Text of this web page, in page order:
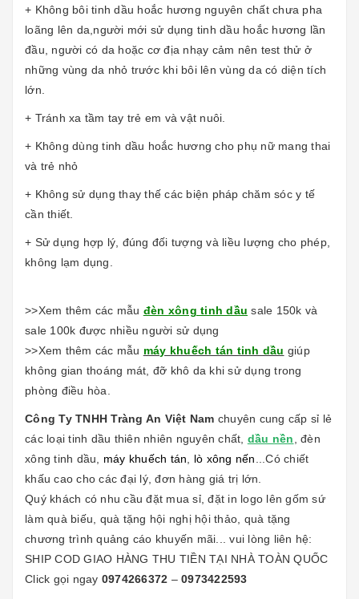
+ Không bôi tinh dầu hoắc hương nguyên chất chưa pha
loãng lên da,người mới sử dụng tinh dầu hoắc hương lần
đầu, người có da hoặc cơ địa nhạy cảm nên test thử ở
những vùng da nhỏ trước khi bôi lên vùng da có diện tích
lớn.
+ Tránh xa tầm tay trẻ em và vật nuôi.
+ Không dùng tinh dầu hoắc hương cho phụ nữ mang thai
và trẻ nhỏ
+ Không sử dụng thay thế các biện pháp chăm sóc y tế
cần thiết.
+ Sử dụng hợp lý, đúng đối tượng và liều lượng cho phép,
không lạm dụng.
>>Xem thêm các mẫu đèn xông tinh dầu sale 150k và
sale 100k được nhiều người sử dụng
>>Xem thêm các mẫu máy khuếch tán tinh dầu giúp
không gian thoáng mát, đỡ khô da khi sử dụng trong
phòng điều hòa.
Công Ty TNHH Tràng An Việt Nam chuyên cung cấp sỉ lẻ
các loại tinh dầu thiên nhiên nguyên chất, dầu nền , đèn
xông tinh dầu, máy khuếch tán lò xông nến ...Có chiết
khấu cao cho các đại lý, đơn hàng giá trị lớn.
Quý khách có nhu cầu đặt mua sỉ, đặt in logo lên gốm sứ
làm quà biếu, quà tặng hội nghị hội thảo, quà tặng
chương trình quảng cáo khuyến mãi... vui lòng liên hệ:
SHIP COD GIAO HÀNG THU TIỀN TẠI NHÀ TOÀN QUỐC
Click gọi ngay 0974266372 – 0973422593